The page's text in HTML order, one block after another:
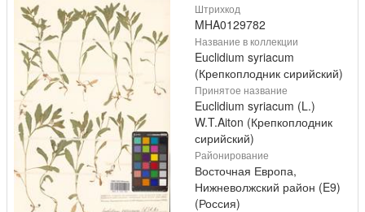
Штрихкод
MHA0129782
Название в коллекции
Euclidium syriacum
(Крепкоплодник сирийский)
Принятое название
Euclidium syriacum (L.)
W.T.Aiton (Крепкоплодник
сирийский)
Районирование
Восточная Европа,
Нижневолжский район (E9)
(Россия)